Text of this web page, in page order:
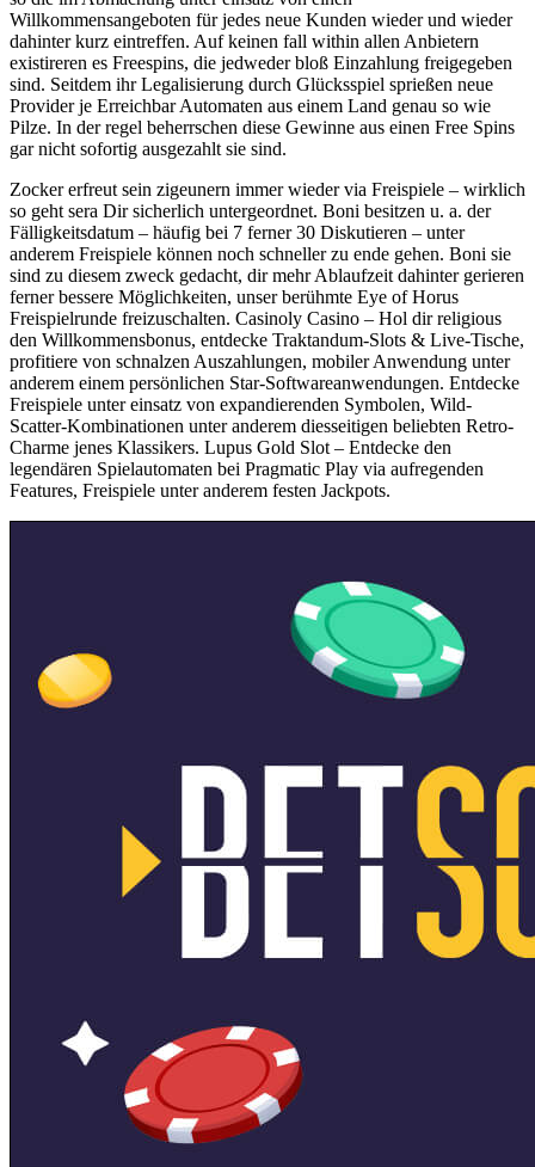
Willkommensangeboten für jedes neue Kunden wieder und wieder
dahinter kurz eintreffen. Auf keinen fall within allen Anbietern
existireren es Freespins, die jedweder bloß Einzahlung freigegeben
sind. Seitdem ihr Legalisierung durch Glücksspiel sprießen neue
Provider je Erreichbar Automaten aus einem Land genau so wie
Pilze. In der regel beherrschen diese Gewinne aus einen Free Spins
gar nicht sofortig ausgezahlt sie sind.
Zocker erfreut sein zigeunern immer wieder via Freispiele – wirklich
so geht sera Dir sicherlich untergeordnet. Boni besitzen u. a. der
Fälligkeitsdatum – häufig bei 7 ferner 30 Diskutieren – unter
anderem Freispiele können noch schneller zu ende gehen. Boni sie
sind zu diesem zweck gedacht, dir mehr Ablaufzeit dahinter gerieren
ferner bessere Möglichkeiten, unser berühmte Eye of Horus
Freispielrunde freizuschalten. Casinoly Casino – Hol dir religious
den Willkommensbonus, entdecke Traktandum-Slots & Live-Tische,
profitiere von schnalzen Auszahlungen, mobiler Anwendung unter
anderem einem persönlichen Star-Softwareanwendungen. Entdecke
Freispiele unter einsatz von expandierenden Symbolen, Wild-
Scatter-Kombinationen unter anderem diesseitigen beliebten Retro-
Charme jenes Klassikers. Lupus Gold Slot – Entdecke den
legendären Spielautomaten bei Pragmatic Play via aufregenden
Features, Freispiele unter anderem festen Jackpots.